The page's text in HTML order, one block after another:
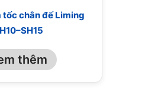
tốc chân đế Liming
thêm